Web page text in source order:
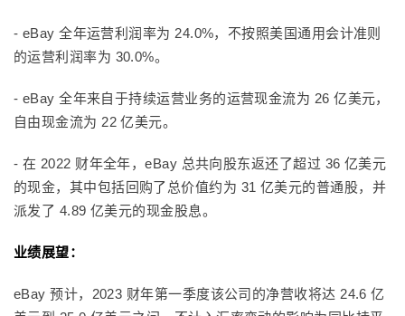
- eBay 全年运营利润率为 24.0%，不按照美国通用会计准则
的运营利润率为 30.0%。
- eBay 全年来自于持续运营业务的运营现金流为 26 亿美元，
自由现金流为 22 亿美元。
- 在 2022 财年全年，eBay 总共向股东返还了超过 36 亿美元
的现金，其中包括回购了总价值约为 31 亿美元的普通股，并
派发了 4.89 亿美元的现金股息。
业绩展望：
eBay 预计，2023 财年第一季度该公司的净营收将达 24.6 亿